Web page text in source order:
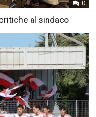
0
al sindaco